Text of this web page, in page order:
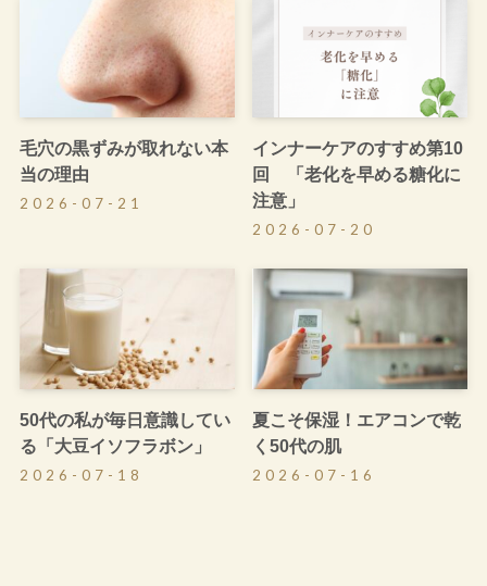
毛穴の黒ずみが取れない本
当の理由
2026-07-21
インナーケアのすすめ第10
回 「老化を早める糖化に
注意」
2026-07-20
50代の私が毎日意識してい
る「大豆イソフラボン」
2026-07-18
夏こそ保湿！エアコンで乾
く50代の肌
2026-07-16